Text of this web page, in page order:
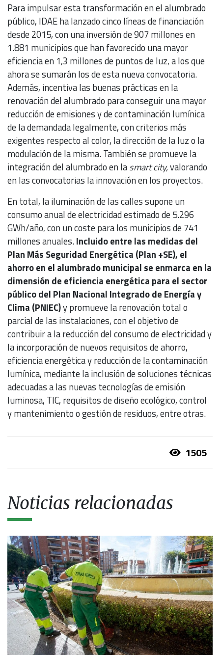
Para impulsar esta transformación en el alumbrado
público, IDAE ha lanzado cinco líneas de financiación
desde 2015, con una inversión de 907 millones en
1.881 municipios que han favorecido una mayor
eficiencia en 1,3 millones de puntos de luz, a los que
ahora se sumarán los de esta nueva convocatoria.
Además, incentiva las buenas prácticas en la
renovación del alumbrado para conseguir una mayor
reducción de emisiones y de contaminación lumínica
de la demandada legalmente, con criterios más
exigentes respecto al color, la dirección de la luz o la
modulación de la misma. También se promueve la
integración del alumbrado en lasmart city,valorando
en las convocatorias la innovación en los proyectos.
En total, la iluminación de las calles supone un
consumo anual de electricidad estimado de 5.296
GWh/año, con un coste para los municipios de 741
millones anuales.Incluido entre las medidas del
Plan Más Seguridad Energética (Plan +SE), el
ahorro en el alumbrado municipal se enmarca en la
dimensión de eficiencia energética para el sector
público del Plan Nacional Integrado de Energía y
Clima (PNIEC)y promueve la renovación total o
parcial de las instalaciones, con el objetivo de
contribuir a la reducción del consumo de electricidad y
la incorporación de nuevos requisitos de ahorro,
eficiencia energética y reducción de la contaminación
lumínica, mediante la inclusión de soluciones técnicas
adecuadas a las nuevas tecnologías de emisión
luminosa, TIC, requisitos de diseño ecológico, control
y mantenimiento o gestión de residuos, entre otras.
1505
Noticias relacionadas